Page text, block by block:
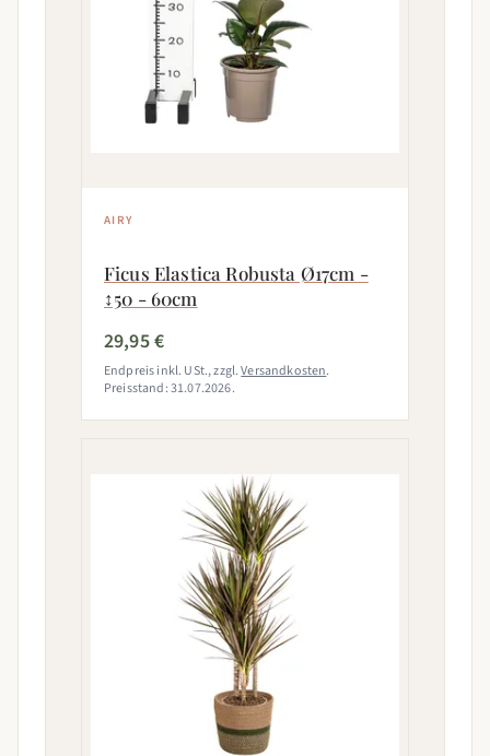
AIRY
Ficus Elastica Robusta Ø17cm -
↕50 - 60cm
29,95 €
Endpreis inkl. USt., zzgl.Versandkosten.
Preisstand: 31.07.2026.